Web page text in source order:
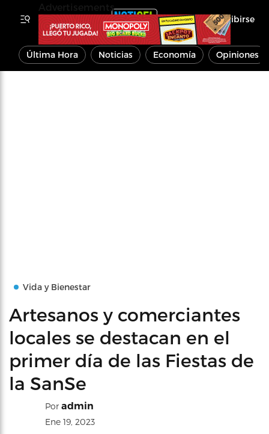
Inscribirse
Última Hora Noticias Economía Opiniones
Vida y Bienestar
Artesanos y comerciantes
locales se destacan en el
primer día de las Fiestas de
la SanSe
Por admin
Ene 19, 2023
Advertisements